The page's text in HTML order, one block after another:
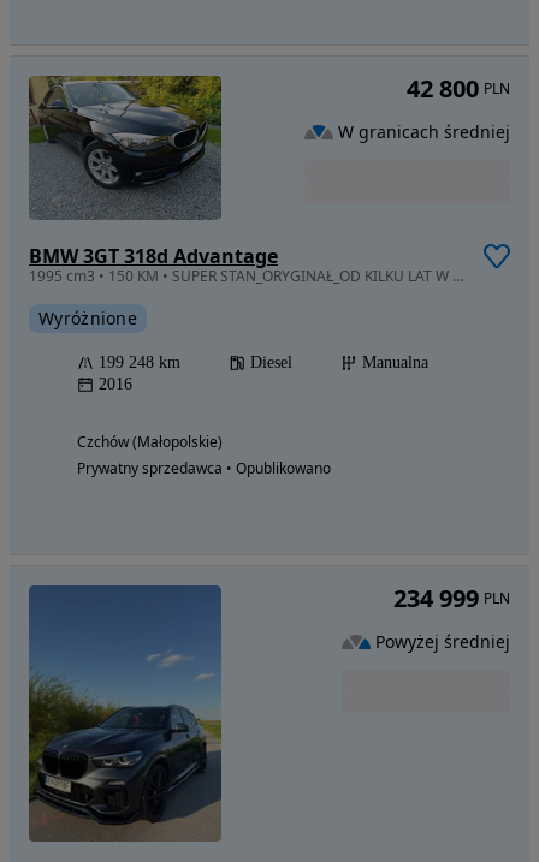
BMW 3GT 318d Advantage
1995 cm3 • 150 KM • SUPER STAN_ORYGINAŁ_OD KILKU LAT W PL_ ! alu_led_navi_el.hak...
Wyróżnione
199 248 km Diesel
Manualna
2016
Czchów (Małopolskie)
Prywatny sprzedawca • Opublikowano
42 800 PLN
W granicach średniej
234 999 PLN
Powyżej średniej